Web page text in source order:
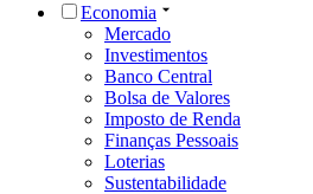
Economia
Mercado
Investimentos
Banco Central
Bolsa de Valores
Imposto de Renda
Finanças Pessoais
Loterias
Sustentabilidade